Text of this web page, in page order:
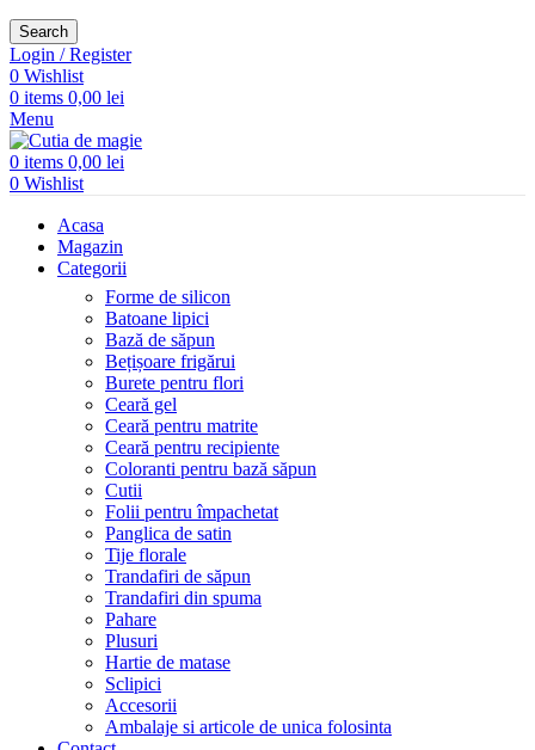
Search
Login / Register
0 Wishlist
0 items 0,00 lei
Menu
0 items 0,00 lei
0 Wishlist
Acasa
Magazin
Categorii
Forme de silicon
Batoane lipici
Bază de săpun
Bețișoare frigărui
Burete pentru flori
Ceară gel
Ceară pentru matrite
Ceară pentru recipiente
Coloranti pentru bază săpun
Cutii
Folii pentru împachetat
Panglica de satin
Tije florale
Trandafiri de săpun
Trandafiri din spuma
Pahare
Plusuri
Hartie de matase
Sclipici
Accesorii
Ambalaje si articole de unica folosinta